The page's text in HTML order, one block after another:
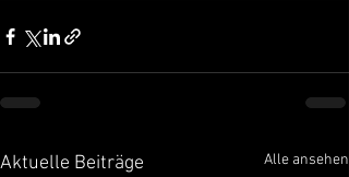
Aktuelle Beiträge Alle ansehen